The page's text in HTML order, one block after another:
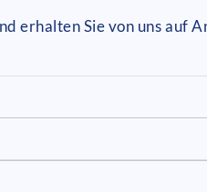
erhalten Sie von uns auf